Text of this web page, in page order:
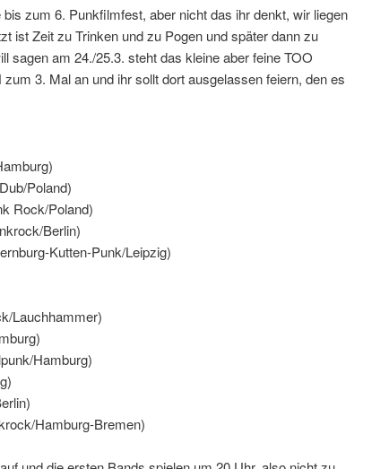
zum 6. Punkfilmfest, aber nicht das ihr denkt, wir liegen
ist Zeit zu Trinken und zu Pogen und später dann zu
sagen am 24./25.3. steht das kleine aber feine TOO
3. Mal an und ihr sollt dort ausgelassen feiern, den es
Poland)
Rock/Poland)
Berlin)
Kutten-Punk/Leipzig)
Lauchhammer)
Hamburg)
Hamburg-Bremen)